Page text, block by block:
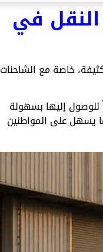
في
خاصة مع الشاحنات
إليها بسهولة
يسهل على المواطنين